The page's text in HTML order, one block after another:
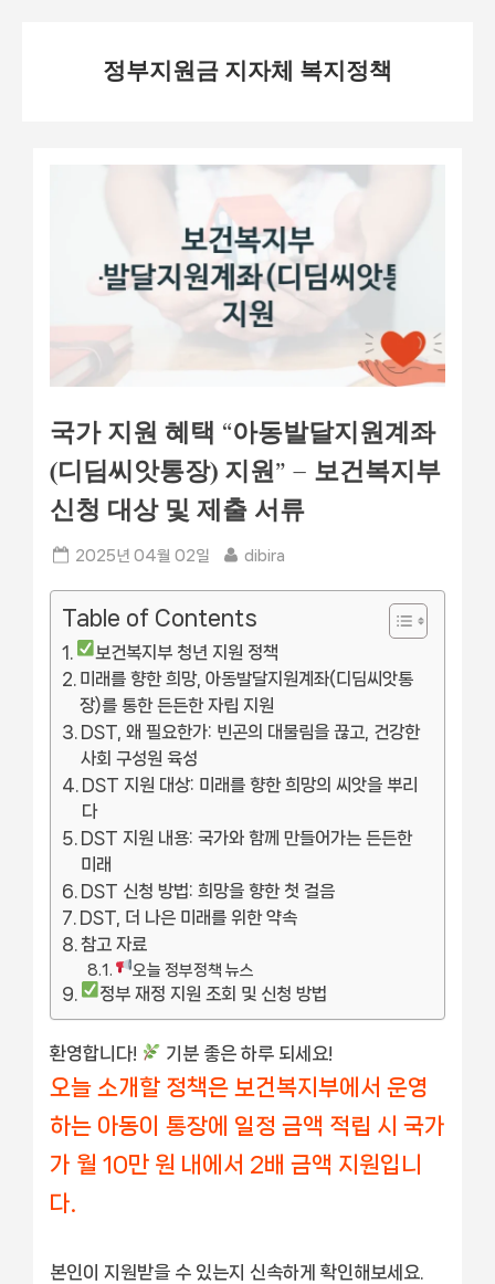
정부지원금 지자체 복지정책
국가 지원 혜택 “아동발달지원계좌
(디딤씨앗통장) 지원” – 보건복지부
신청 대상 및 제출 서류
Posted
2025년 04월 02일 By
dibira
Table of Contents
보건복지부 청년 지원 정책
미래를 향한 희망, 아동발달지원계좌(디딤씨앗통
장)를 통한 든든한 자립 지원
DST, 왜 필요한가: 빈곤의 대물림을 끊고, 건강한
사회 구성원 육성
DST 지원 대상: 미래를 향한 희망의 씨앗을 뿌리
다
DST 지원 내용: 국가와 함께 만들어가는 든든한
미래
DST 신청 방법: 희망을 향한 첫 걸음
DST, 더 나은 미래를 위한 약속
참고 자료
오늘 정부정책 뉴스
정부 재정 지원 조회 및 신청 방법
환영합니다! 기분 좋은 하루 되세요!
오늘 소개할 정책은 보건복지부에서 운영
하는 아동이 통장에 일정 금액 적립 시 국가
가 월 10만 원 내에서 2배 금액 지원입니
다.
본인이 지원받을 수 있는지 신속하게 확인해보세요.